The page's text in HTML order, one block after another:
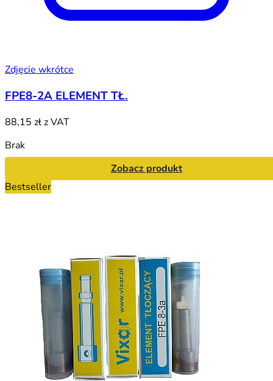
Zdjęcie wkrótce
FPE8-2A ELEMENT TŁ.
88,15 złz VAT
Brak
Zobacz produkt
Bestseller